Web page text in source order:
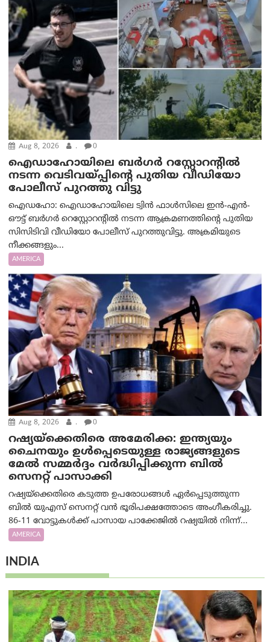
Aug 8, 2026 . 0
ഐഡാഹോയിലെ ബർഗർ റസ്റ്റോറന്റിൽ
നടന്ന വെടിവയ്പ്പിന്റെ പുതിയ വീഡിയോ
പോലീസ് പുറത്തു വിട്ടു
ഐഡഹോ: ഐഡാഹോയിലെ ട്വിൻ ഫാൾസിലെ ഇൻ-എൻ-
ഔട്ട് ബർഗർ റെസ്റ്റോറന്റിൽ നടന്ന ആക്രമണത്തിന്റെ പുതിയ
സിസിടിവി വീഡിയോ പോലീസ് പുറത്തുവിട്ടു. അക്രമിയുടെ
നീക്കങ്ങളും...
AMERICA
Aug 8, 2026 . 0
റഷ്യയ്‌ക്കെതിരെ അമേരിക്ക: ഇന്ത്യയും
ചൈനയും ഉൾപ്പെടെയുള്ള രാജ്യങ്ങളുടെ
മേൽ സമ്മർദ്ദം വർദ്ധിപ്പിക്കുന്ന ബിൽ
സെനറ്റ് പാസാക്കി
റഷ്യയ്‌ക്കെതിരെ കടുത്ത ഉപരോധങ്ങൾ ഏർപ്പെടുത്തുന്ന
ബിൽ യുഎസ് സെനറ്റ് വൻ ഭൂരിപക്ഷത്തോടെ അംഗീകരിച്ചു.
86-11 വോട്ടുകൾക്ക് പാസായ പാക്കേജിൽ റഷ്യയിൽ നിന്ന്...
AMERICA
INDIA